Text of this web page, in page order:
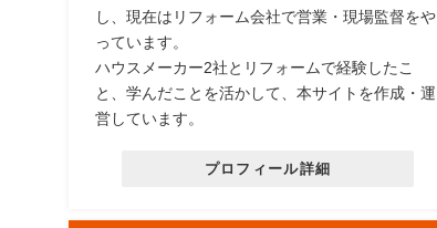
し、現在はリフォーム会社で営業・現場監督をや
っています。
ハウスメーカー2社とリフォームで経験したこ
と、学んだことを活かして、本サイトを作成・運
営しています。
プロフィール詳細